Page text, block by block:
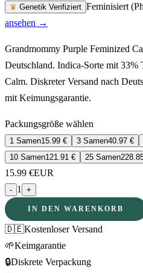
♛ Genetik Verifiziert Feminisiert
ansehen →
Grandmommy Purple Feminized
Deutschland. Indica-Sorte mit
Calm. Diskreter Versand nach
mit Keimungsgarantie.
Packungsgröße wählen
1 Samen15.99 € 3 Samen40.97 €
10 Samen121.91 € 25 Samen
15.99 €EUR
- 1 +
IN DEN WARENKORB
🇩🇪Kostenloser Versand
🌱Keimgarantie
🔒Diskrete Verpackung